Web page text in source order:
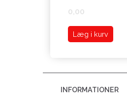
0,00
Læg i kurv
INFORMATIONER